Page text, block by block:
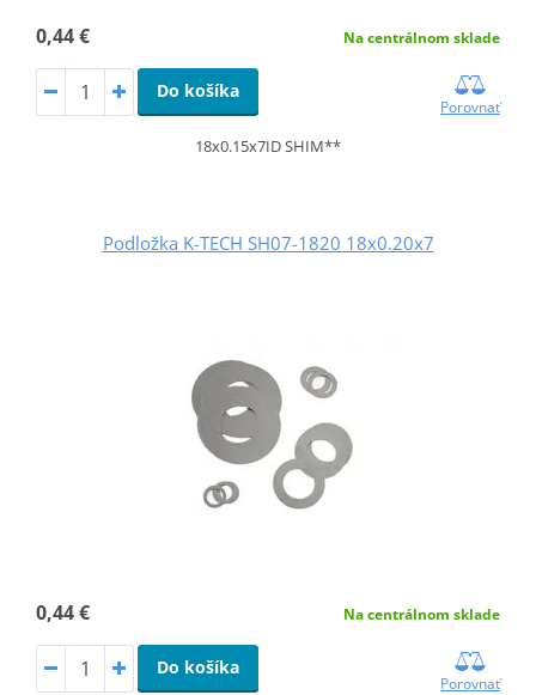
0,44 € Na centrálnom sklade
Do košíka
Porovnať
18x0.15x7ID SHIM**
Podložka K-TECH SH07-1820 18x0.20x7
0,44 € Na centrálnom sklade
Do košíka
Porovnať